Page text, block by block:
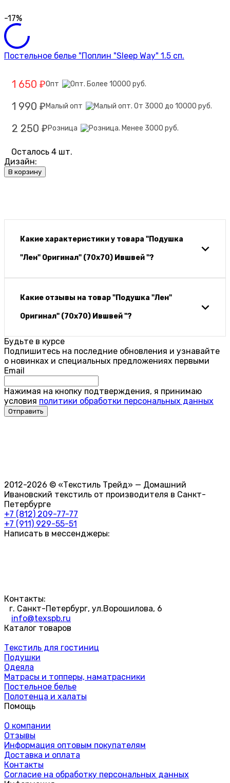
-17%
Постельное белье "Поплин "Sleep Way" 1.5 сп.
1 650 ₽Опт
1 990 ₽ Малый опт
2 250 ₽ Розница
Осталось 4 шт.
Дизайн:
В корзину
Какие характеристики у товара "Подушка
"Лен" Оригинал" (70х70) Ившвей "?
Какие отзывы на товар "Подушка "Лен"
Оригинал" (70х70) Ившвей "?
Будьте в курсе
Подпишитесь на последние обновления и узнавайте
о новинках и специальных предложениях первыми
Email
Нажимая на кнопку подтверждения, я принимаю
условия политики обработки персональных данных
2012-2026 © «Текстиль Трейд» — Домашний
Ивановский текстиль от производителя в Санкт-
Петербурге
+7 (812) 209-77-77
+7 (911) 929-55-51
Написать в мессенджеры:
Контакты:
г. Санкт-Петербург, ул.Ворошилова, 6
info@texspb.ru
Каталог товаров
Текстиль для гостиниц
Подушки
Одеяла
Матрасы и топперы, наматрасники
Постельное белье
Полотенца и халаты
Помощь
О компании
Отзывы
Информация оптовым покупателям
Доставка и оплата
Контакты
Согласие на обработку персональных данных